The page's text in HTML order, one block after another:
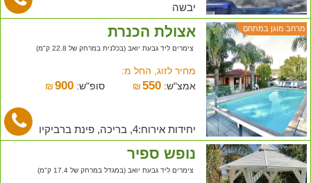
יבשה
מרחב מוגן במתחם אצולת הכנרת
צימרים ליד גבעת יואב (בכלנית במרחק של 22.8 ק"מ)
מחיר לזוג, החל מ:
אמצ"ש:
₪550 סופ"ש: ₪ 900
יחידות אירוח:4, בריכה, פינת ברביקיו
נופש ספיר
צימרים ליד גבעת יואב (במגדל במרחק של 17.4 ק"מ)